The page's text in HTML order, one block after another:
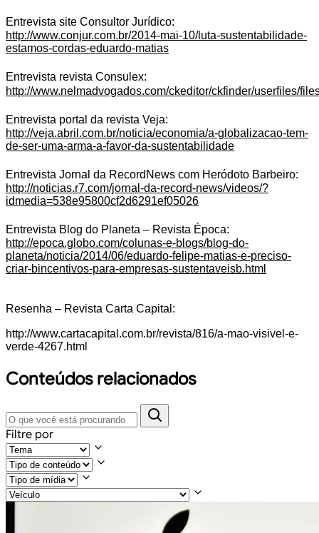
Entrevista site Consultor Jurídico:
http://www.conjur.com.br/2014-mai-10/luta-sustentabilidade-
estamos-cordas-eduardo-matias
Entrevista revista Consulex:
http://www.nelmadvogados.com/ckeditor/ckfinder/userfiles/
Entrevista portal da revista Veja:
http://veja.abril.com.br/noticia/economia/a-globalizacao-tem-
de-ser-uma-arma-a-favor-da-sustentabilidade
Entrevista Jornal da RecordNews com Heródoto Barbeiro:
http://noticias.r7.com/jornal-da-record-news/videos/?
idmedia=538e95800cf2d6291ef05026
Entrevista Blog do Planeta – Revista Época:
http://epoca.globo.com/colunas-e-blogs/blog-do-
planeta/noticia/2014/06/eduardo-felipe-matias-e-preciso-
criar-bincentivos-para-empresas-sustentaveisb.html
Resenha – Revista Carta Capital:
http://www.cartacapital.com.br/revista/816/a-mao-visivel-e-
verde-4267.html
Conteúdos relacionados
Filtre por